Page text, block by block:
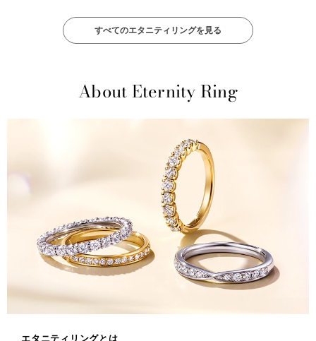
すべてのエタニティリングを見る
About Eternity Ring
エタニティリングとは